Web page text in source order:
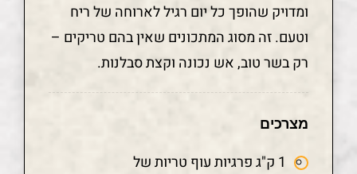
ומדויק שהופך כל יום רגיל לארוחה של ריח
וטעם. זה מסוג המתכונים שאין בהם טריקים –
רק בשר טוב, אש נכונה וקצת סבלנות.
מצרכים
1 ק"ג פרגיות עוף טריות של